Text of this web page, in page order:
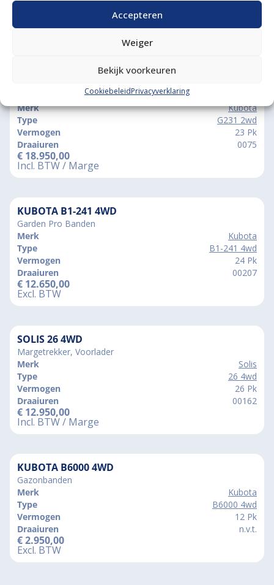
Accepteren
Weiger
Bekijk voorkeuren
CookiebeleidPrivacyverklaring
Vergelijkbare producten
Margetrekker, Hooglosser
Merk
Kubota
Type
G231 2wd
Vermogen
23 Pk
Draaiuren
0075
€ 18.950,00
Incl. BTW / Marge
KUBOTA B1-241 4WD
Garden Pro Banden
Merk
Kubota
Type
B1-241 4wd
Vermogen
24 Pk
Draaiuren
00207
€ 12.650,00
Excl. BTW
SOLIS 26 4WD
Margetrekker, Voorlader
Merk
Solis
Type
26 4wd
Vermogen
26 Pk
Draaiuren
00162
€ 12.950,00
Incl. BTW / Marge
KUBOTA B6000 4WD
Gazonbanden
Merk
Kubota
Type
B6000 4wd
Vermogen
12 Pk
Draaiuren
n.v.t.
€2.950,00
Excl. BTW